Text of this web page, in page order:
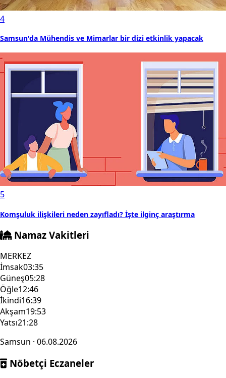
4
Samsun'da Mühendis ve Mimarlar bir dizi etkinlik yapacak
5
Komşuluk ilişkileri neden zayıfladı? İşte ilginç araştırma
Namaz Vakitleri
MERKEZ
İmsak03:35
Güneş05:28
Öğle12:46
İkindi16:39
Akşam19:53
Yatsı21:28
Samsun · 06.08.2026
Nöbetçi Eczaneler